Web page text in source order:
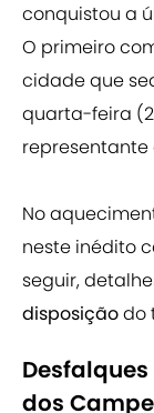
conquistou a
O primeiro
cidade que
quarta-feira
No
neste inédito
seguir,
disposiçãodo
dos